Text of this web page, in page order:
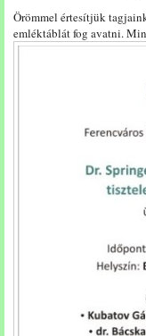
Örömmel értesítjük
emléktáblát fog avatni.